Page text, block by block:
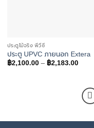
ประตูไม้จริง พีวีซี
ประตู UPVC ภายนอก Extera
฿2,100.00 – ฿2,183.00Price
฿